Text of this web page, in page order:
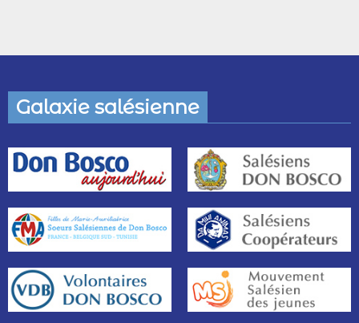
Galaxie salésienne